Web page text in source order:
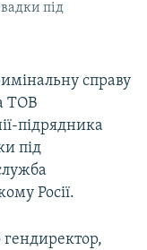
під
справу
ТОВ
підрядника
під
Росії.
гендиректор,